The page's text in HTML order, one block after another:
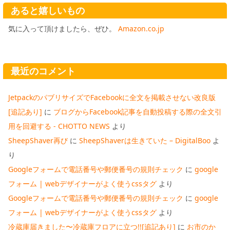
あると嬉しいもの
気に入って頂けましたら、ぜひ。 Amazon.co.jp
最近のコメント
JetpackのパブリサイズでFacebookに全文を掲載させない改良版
[追記あり] に ブログからFacebook記事を自動投稿する際の全文引
用を回避する - CHOTTO NEWS より
SheepShaver再び に SheepShaverは生きていた – DigitalBoo よ
り
Googleフォームで電話番号や郵便番号の規則チェック に google
フォーム | webデザイナーがよく使うcssタグ より
Googleフォームで電話番号や郵便番号の規則チェック に google
フォーム | webデザイナーがよく使うcssタグ より
冷蔵庫届きました〜冷蔵庫フロアに立つ!![追記あり] に お市のか